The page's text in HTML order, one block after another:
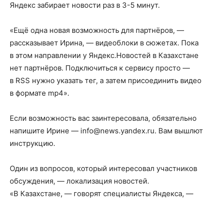
Яндекс забирает новости раз в 3-5 минут.
«Ещё одна новая возможность для партнёров, —
рассказывает Ирина, — видеоблоки в сюжетах. Пока
в этом направлении у Яндекс.Новостей в Казахстане
нет партнёров. Подключиться к сервису просто —
в RSS нужно указать тег, а затем присоединить видео
в формате mp4».
Если возможность вас заинтересовала, обязательно
напишите Ирине — info@news.yandex.ru. Вам вышлют
инструкцию.
Один из вопросов, который интересовал участников
обсуждения, — локализация новостей.
«В Казахстане, — говорят специалисты Яндекса, —